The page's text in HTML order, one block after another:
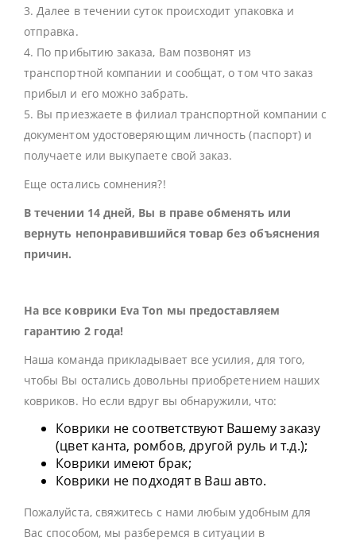
3. Далее в течении суток происходит упаковка и
отправка.
4. По прибытию заказа, Вам позвонят из
транспортной компании и сообщат, о том что заказ
прибыл и его можно забрать.
5. Вы приезжаете в филиал транспортной компании с
документом удостоверяющим личность (паспорт) и
получаете или выкупаете свой заказ.
Еще остались сомнения?!
В течении 14 дней, Вы в праве обменять или
вернуть непонравившийся товар без объяснения
причин.
На все коврики Eva Ton мы предоставляем
гарантию 2 года!
Наша команда прикладывает все усилия, для того,
чтобы Вы остались довольны приобретением наших
ковриков. Но если вдруг вы обнаружили, что:
Коврики не соответствуют Вашему заказу
(цвет канта, ромбов, другой руль и т.д.);
Коврики имеют брак;
Коврики не подходят в Ваш авто.
Пожалуйста, свяжитесь с нами любым удобным для
Вас способом, мы разберемся в ситуации в